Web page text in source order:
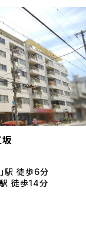
坂
駅 徒歩6分
駅 徒歩14分